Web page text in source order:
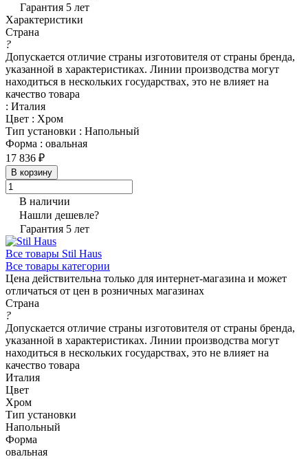
Гарантия 5 лет
Характеристики
Страна
?
Допускается отличие страны изготовителя от страны бренда,
указанной в характеристиках. Линии производства могут
находиться в нескольких государствах, это не влияет на
качество товара
: Италия
Цвет : Хром
Тип установки : Напольный
Форма : овальная
17 836 ₽
В корзину
В наличии
Нашли дешевле?
Гарантия 5 лет
Все товары Stil Haus
Все товары категории
Цена действительна только для интернет-магазина и может
отличаться от цен в розничных магазинах
Страна
?
Допускается отличие страны изготовителя от страны бренда,
указанной в характеристиках. Линии производства могут
находиться в нескольких государствах, это не влияет на
качество товара
Италия
Цвет
Хром
Тип установки
Напольный
Форма
овальная